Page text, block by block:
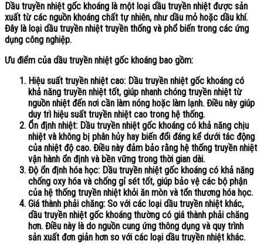
Dầu truyền nhiệt gốc khoáng là một loại dầu truyền nhiệt được sản
xuất từ các nguồn khoáng chất tự nhiên, như dầu mỏ hoặc dầu khí.
Đây là loại dầu truyền nhiệt truyền thống và phổ biến trong các ứng
dụng công nghiệp.
Ưu điểm của dầu truyền nhiệt gốc khoáng bao gồm:
Hiệu suất truyền nhiệt cao: Dầu truyền nhiệt gốc khoáng có
khả năng truyền nhiệt tốt, giúp nhanh chóng truyền nhiệt từ
nguồn nhiệt đến nơi cần làm nóng hoặc làm lạnh. Điều này giúp
duy trì hiệu suất truyền nhiệt cao trong hệ thống.
Ổn định nhiệt: Dầu truyền nhiệt gốc khoáng có khả năng chịu
nhiệt và không bị phân hủy hay biến đổi đáng kể dưới tác động
của nhiệt độ cao. Điều này đảm bảo rằng hệ thống truyền nhiệt
vận hành ổn định và bền vững trong thời gian dài.
Độ ổn định hóa học: Dầu truyền nhiệt gốc khoáng có khả năng
chống oxy hóa và chống gỉ sét tốt, giúp bảo vệ các bộ phận
của hệ thống truyền nhiệt khỏi ăn mòn và tổn thương hóa học.
Giá thành phải chăng: So với các loại dầu truyền nhiệt khác,
dầu truyền nhiệt gốc khoáng thường có giá thành phải chăng
hơn. Điều này là do nguồn cung ứng thông dụng và quy trình
sản xuất đơn giản hơn so với các loại dầu truyền nhiệt khác.